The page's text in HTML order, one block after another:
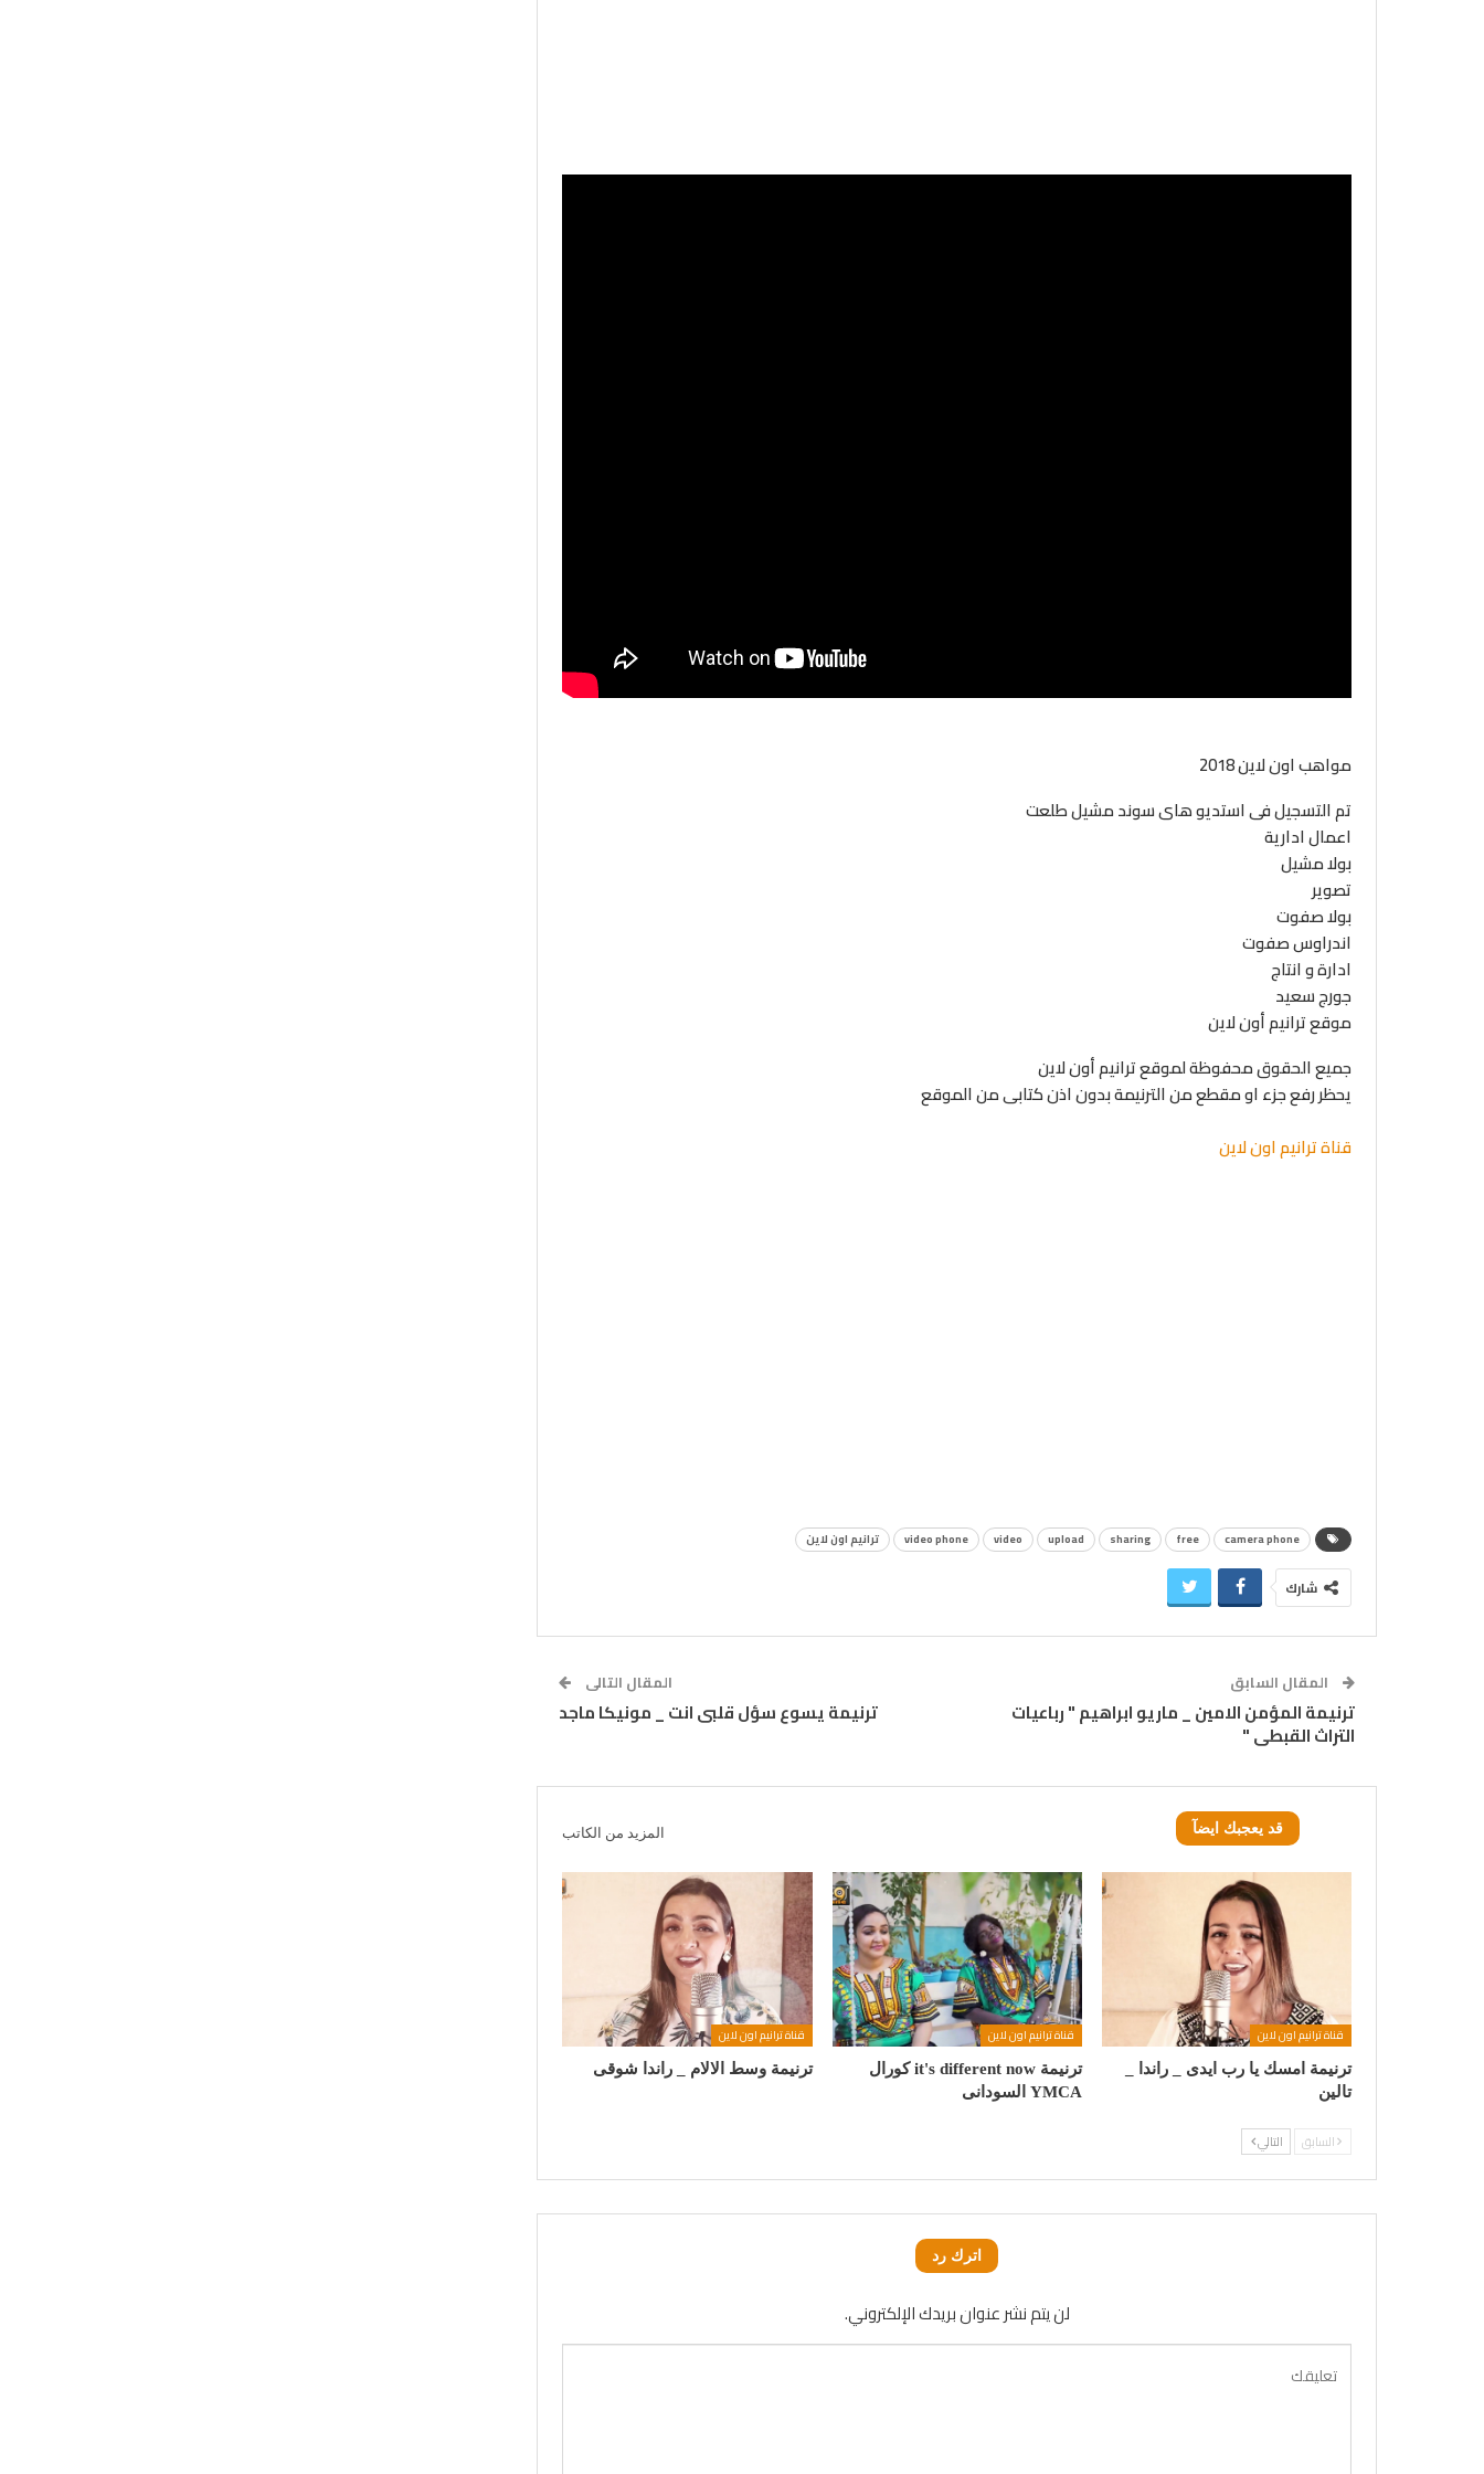
مواهب اون لاين 2018
تم التسجيل فى استديو هاى سوند مشيل طلعت
اعمال ادارية
بولا مشيل
تصوير
بولا صفوت
اندراوس صفوت
ادارة و انتاج
جورج سعيد
موقع ترانيم أون لاين
جميع الحقوق محفوظة لموقع ترانيم أون لاين
يحظر رفع جزء او مقطع من الترنيمة بدون اذن كتابى من الموقع
قناة ترانيم اون لاين
camera phone
free
sharing
upload
video
video phone ترانيم اون لاين
شارك
المقال السابق
ترنيمة المؤمن الامين _ ماريو ابراهيم " رباعيات
التراث القبطى "
المقال التالى
ترنيمة يسوع سؤل قلبى انت _ مونيكا ماجد
قد يعجبك ايضآ المزيد من الكاتب
قناة ترانيم اون لاين
ترنيمة امسك يا رب ايدى _ راندا _
تالين
قناة ترانيم اون لاين
ترنيمة it's different now كورال
YMCA السودانى
قناة ترانيم اون لاين
ترنيمة وسط الالام _ راندا شوقى
السابق التالي
اترك رد
لن يتم نشر عنوان بريدك الإلكتروني.